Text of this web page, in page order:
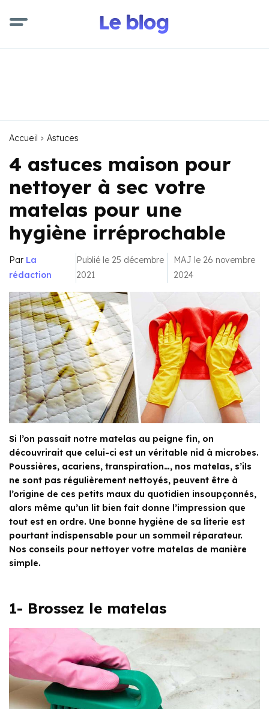
Accueil Astuces
4 astuces maison pour
nettoyer à sec votre
matelas pour une
hygiène irréprochable
Par La
rédaction
Publié le 25 décembre
2021
MAJ le 26 novembre
2024
Si l’on passait notre matelas au peigne fin, on
découvrirait que celui-ci est un véritable nid à microbes.
Poussières, acariens, transpiration…, nos matelas, s’ils
ne sont pas régulièrement nettoyés, peuvent être à
l’origine de ces petits maux du quotidien insoupçonnés,
alors même qu’un lit bien fait donne l’impression que
tout est en ordre. Une bonne hygiène de sa literie est
pourtant indispensable pour un sommeil réparateur.
Nos conseils pour nettoyer votre matelas de manière
simple.
1- Brossez le matelas